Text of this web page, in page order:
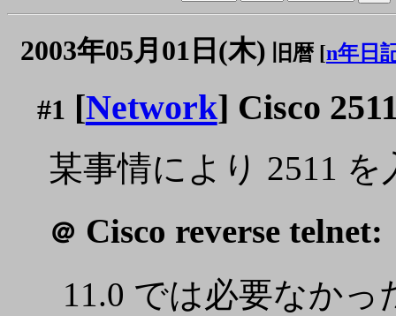
2003年05月01日(木) 旧暦 [n年日
#1 [Network] Cisco
某事情により 2511 を
＠ Cisco reverse telnet:
11.0 では必要なかっ